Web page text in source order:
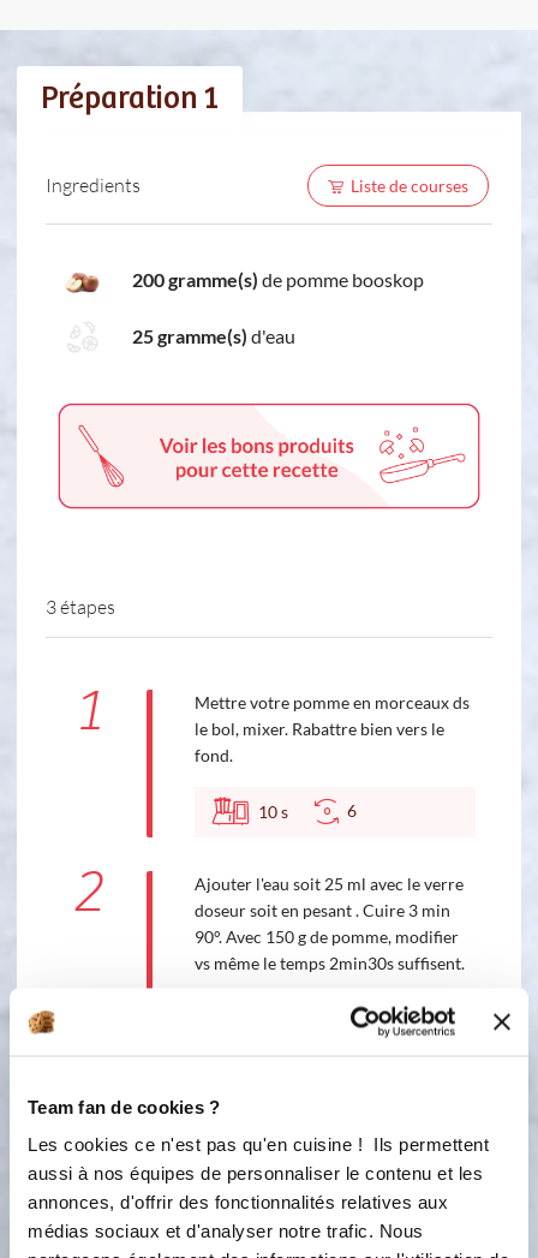
Team fan de cookies ?
Les cookies ce n'est pas qu'en cuisine ! Ils permettent
aussi à nos équipes de personnaliser le contenu et les
annonces, d'offrir des fonctionnalités relatives aux
médias sociaux et d'analyser notre trafic. Nous
Préparation 1
Ingredients Liste de courses
200 gramme(s) de pomme booskop
25 gramme(s) d'eau
3 étapes
1
Mettre votre pomme en morceaux ds
le bol, mixer. Rabattre bien vers le
fond.
10s 6
2
Ajouter l'eau soit 25 ml avec le verre
doseur soit en pesant . Cuire 3 min
90°. Avec 150 g de pomme, modifier
vs même le temps 2min30s suffisent.
90 °C
3
Selon la texture souhaitée : Turboter
5 secondes. Utiliser votre BESAVE et
faites le REBLOP pour doubler la
conservation de votre pot. Renseignez
vous auprès de votre conseillère
préférée !